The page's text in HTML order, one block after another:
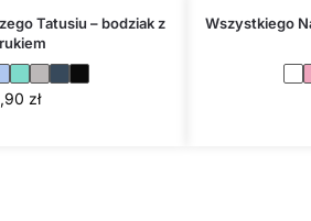
Tatusiu – bodziak z
zł
Wszystkiego